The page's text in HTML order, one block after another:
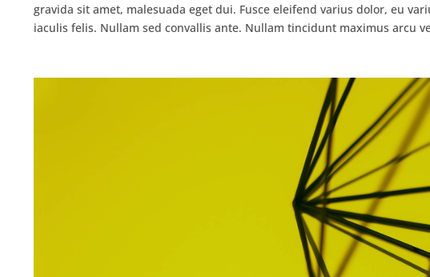
gravida sit amet, malesuada eget dui. Fusce eleifend varius dolor, eu
iaculis felis. Nullam sed convallis ante. Nullam tincidunt maximus arcu